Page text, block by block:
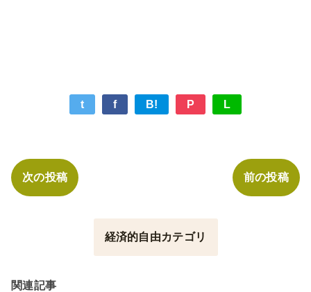
t f B! P L
次の投稿 前の投稿
経済的自由カテゴリ
関連記事